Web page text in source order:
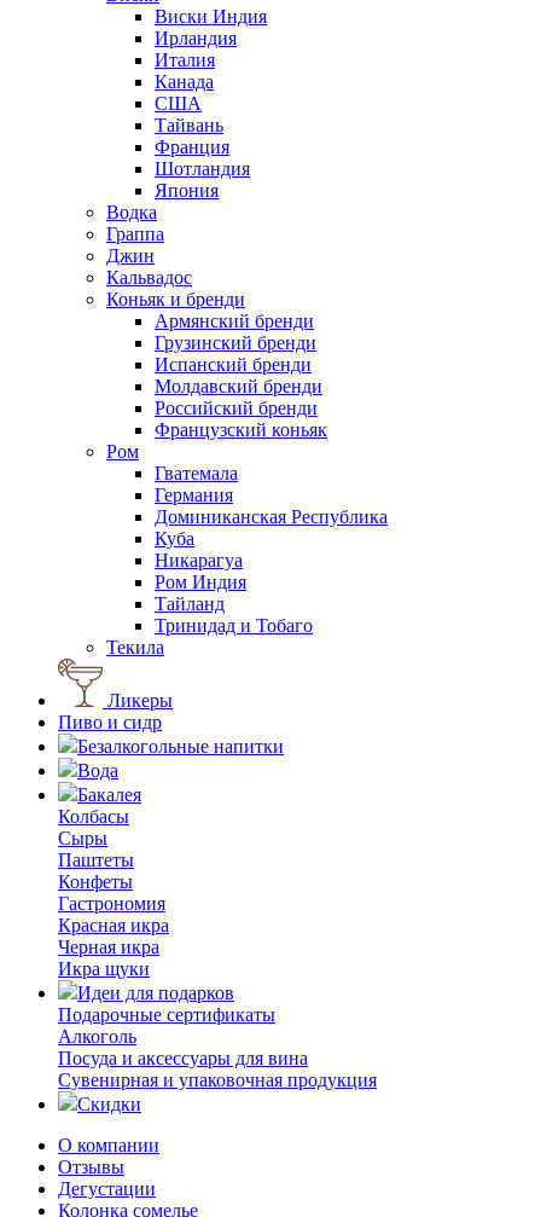
Виски Индия
Ирландия
Италия
Канада
США
Тайвань
Франция
Шотландия
Япония
Водка
Граппа
Джин
Кальвадос
Коньяк и бренди
Армянский бренди
Грузинский бренди
Испанский бренди
Молдавский бренди
Российский бренди
Французский коньяк
Ром
Гватемала
Германия
Доминиканская Республика
Куба
Никарагуа
Ром Индия
Тайланд
Тринидад и Тобаго
Текила
Ликеры
Пиво и сидр
Безалкогольные напитки
Вода
Бакалея
Колбасы
Сыры
Паштеты
Конфеты
Гастрономия
Красная икра
Черная икра
Икра щуки
Идеи для подарков
Подарочные сертификаты
Алкоголь
Посуда и аксессуары для вина
Сувенирная и упаковочная продукция
Скидки
О компании
Отзывы
Дегустации
Колонка сомелье